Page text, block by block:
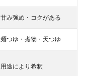
甘み強め・コクがある
麺つゆ・煮物・天つゆ
用途により希釈